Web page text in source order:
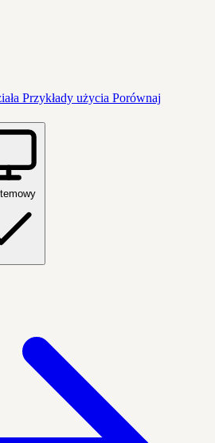
Przykłady użycia Porównaj